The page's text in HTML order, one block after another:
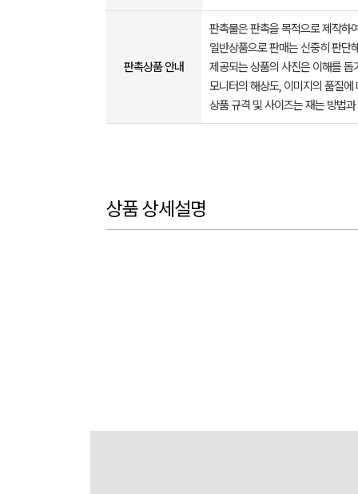
판촉상품 안내
판촉물은 판촉을 목적으로 제작하
일반상품으로 판매는 신중히 판단
제공되는 상품의 사진은 이해를
모니터의 해상도, 이미지의 품질
상품 규격 및 사이즈는 재는 방법
상품 상세설명